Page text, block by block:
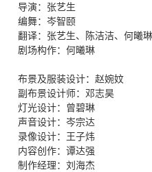
导演：张艺生
编舞：岑智颐
翻译：张艺生、陈洁洁、何曦琳
剧场构作：何曦琳
布景及服装设计：赵婉妏
副布景设计师：邓志昊
灯光设计：曾碧琳
声音设计：岑宗达
录像设计：王子炜
内容创作：谭达强
制作经理：刘海杰